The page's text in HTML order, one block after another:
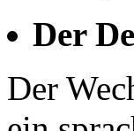
Der
Der